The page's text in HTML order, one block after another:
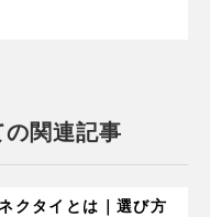
関連記事
クタイとは｜選び方